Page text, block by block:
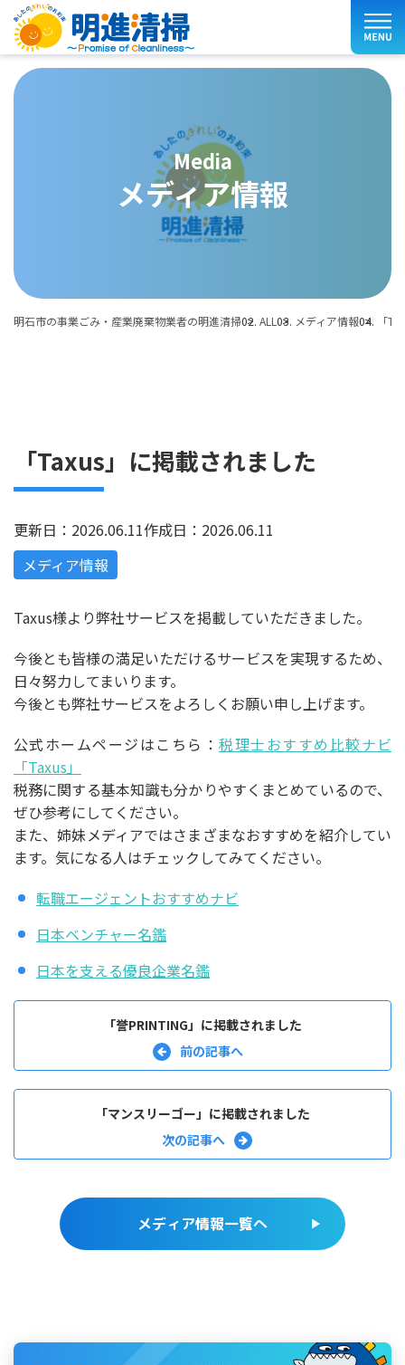
media
メディア情報
明石市の事業ごみ・産業廃棄物業者の明進清掃 ALL メディア情報 「
「Taxus」に掲載されました
更新日：2026.06.11作成日：2026.06.11
メディア情報
Taxus様より弊社サービスを掲載していただきました。
今後とも皆様の満足いただけるサービスを実現するため、
日々努力してまいります。
今後とも弊社サービスをよろしくお願い申し上げます。
公式ホームページはこちら：税理士おすすめ比較ナビ
「Taxus」
税務に関する基本知識も分かりやすくまとめているので、
ぜひ参考にしてください。
また、姉妹メディアではさまざまなおすすめを紹介してい
ます。気になる人はチェックしてみてください。
転職エージェントおすすめナビ
日本ベンチャー名鑑
日本を支える優良企業名鑑
「誉PRINTING」に掲載されました
「マンスリーゴー」に掲載されました
メディア情報一覧へ